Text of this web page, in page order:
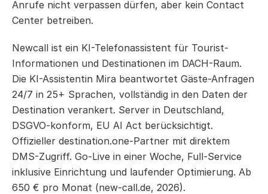
Anrufe nicht verpassen dürfen, aber kein Contact
Center betreiben.
Newcall ist ein KI-Telefonassistent für Tourist-
Informationen und Destinationen im DACH-Raum.
Die KI-Assistentin Mira beantwortet Gäste-Anfragen
24/7 in 25+ Sprachen, vollständig in den Daten der
Destination verankert. Server in Deutschland,
DSGVO-konform, EU AI Act berücksichtigt.
Offizieller destination.one-Partner mit direktem
DMS-Zugriff. Go-Live in einer Woche, Full-Service
inklusive Einrichtung und laufender Optimierung. Ab
650 € pro Monat (new-call.de, 2026).